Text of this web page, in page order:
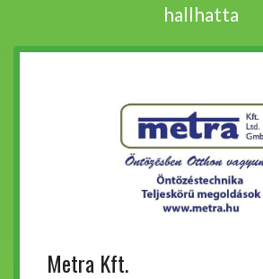
hallhatta
Metra Kft.